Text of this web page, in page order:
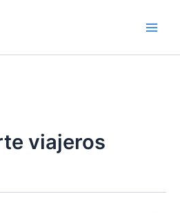
viajeros